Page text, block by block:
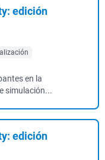
edición
en la
simulación...
edición